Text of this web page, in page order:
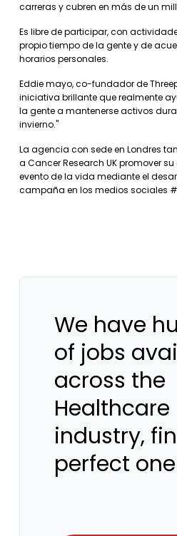
carreras y cubren en más de un
Es libre de participar, con
propio tiempo de la gente y de
horarios personales.
Eddie mayo, co-fundador de
iniciativa brillante que realmente
la gente a mantenerse activos
invierno."
La agencia con sede en Londres
a Cancer Research UK promover
evento de la vida mediante el
campaña en los medios sociales
We have
of jobs
across the
Healthcare
industry,
perfect